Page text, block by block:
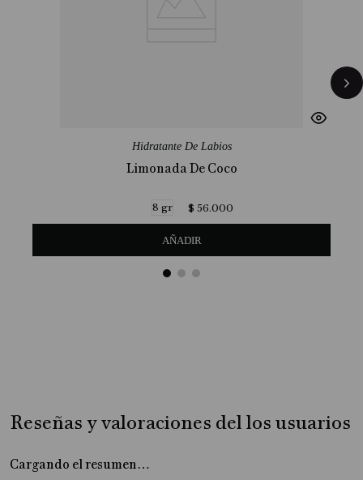
Hidratante De Labios
Limonada De Coco
8 gr $ 56.000
AÑADIR
Reseñas y valoraciones del los usuarios
Cargando el resumen…